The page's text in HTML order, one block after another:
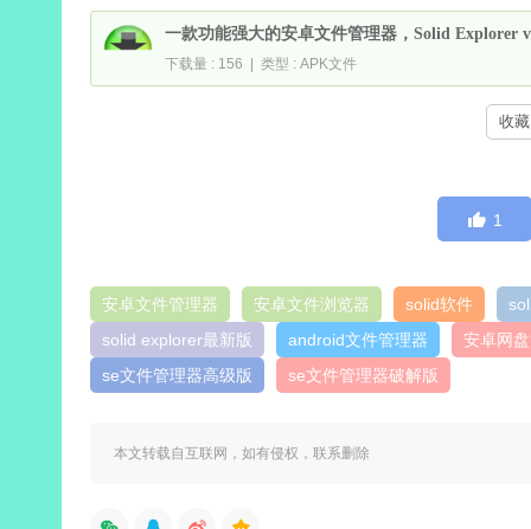
一款功能强大的安卓文件管理器，Solid Explorer
下载量 : 156 | 类型 : APK文件
收
1
安卓文件管理器 安卓文件浏览器 solid软件
solid explorer最新版
android文件管理器
安卓网
se文件管理器高级版
se文件管理器破解版
本文转载自互联网，如有侵权，联系删除